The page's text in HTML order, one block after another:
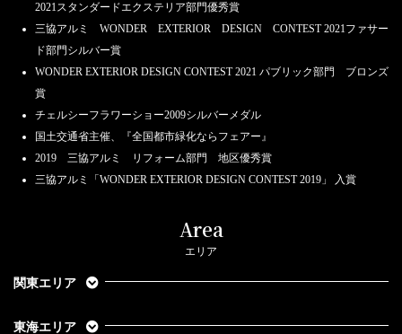
2021スタンダードエクステリア部門優秀賞
三協アルミ WONDER EXTERIOR DESIGN CONTEST 2021ファサー
ド部門シルバー賞
WONDER EXTERIOR DESIGN CONTEST 2021 パブリック部門 ブロンズ
賞
チェルシーフラワーショー2009シルバーメダル
国土交通省主催、『全国都市緑化ならフェアー』
2019 三協アルミ リフォーム部門 地区優秀賞
三協アルミ「WONDER EXTERIOR DESIGN CONTEST 2019」 入賞
Area
エリア
関東エリア
東海エリア